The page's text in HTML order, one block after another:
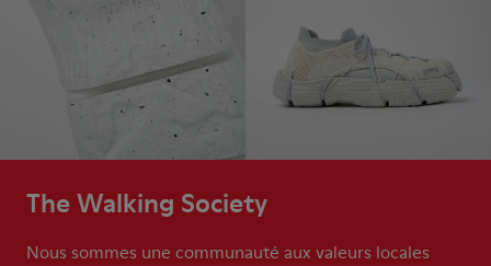
The Walking Society
Nous sommes une communauté aux valeurs locales